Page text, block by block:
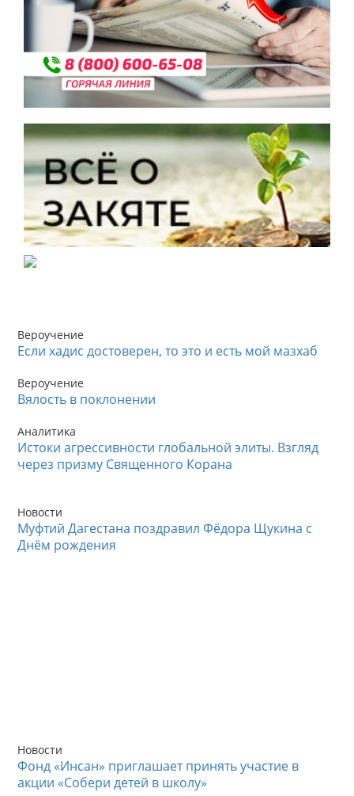
Вероучение
Если хадис достоверен, то это и есть мой мазхаб
Вероучение
Вялость в поклонении
Аналитика
Истоки агрессивности глобальной элиты. Взгляд
через призму Священного Корана
Новости
Муфтий Дагестана поздравил Фёдора Щукина с
Днём рождения
Новости
Фонд «Инсан» приглашает принять участие в
акции «Собери детей в школу»